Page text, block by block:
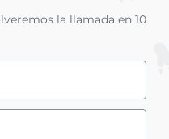
la llamada en 10